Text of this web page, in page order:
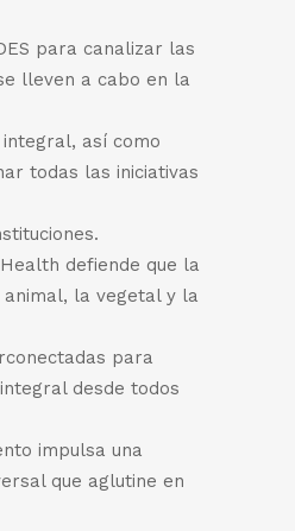
para canalizar las
lleven a cabo en la
así como
todas las iniciativas
defiende que la
la vegetal y la
para
desde todos
impulsa una
que aglutine en